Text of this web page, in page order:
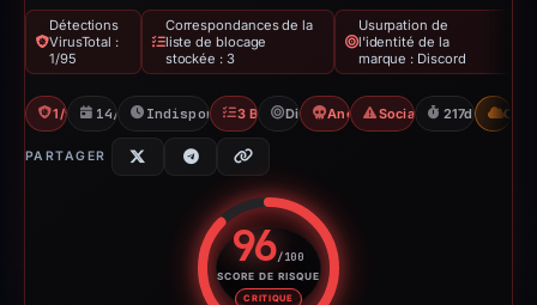
Détections
VirusTotal :
1/95
Correspondances de la
liste de blocage
stockée : 3
Usurpation de
l'identité de la
marque : Discord
1/95 VT14/12/2025Indisponible depuis 21/07/2026
3 BlocklistsDiscordAngel DrainerSocial Media Phishing
217d to CDN
PARTAGER
96/100
SCORE DE RISQUE
CRITIQUE
Score de risque : 96 sur